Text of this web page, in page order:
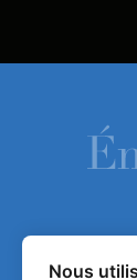
Nous